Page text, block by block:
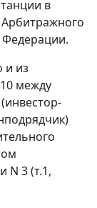
в
Арбитражного
Федерации.
и из
между
N 3 (т.1,